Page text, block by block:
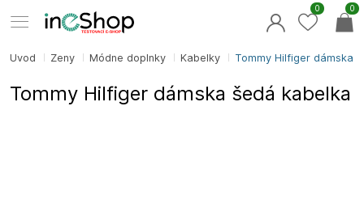
Úvod Ženy Módne doplnky Kabelky Tommy Hilfiger dámska
Tommy Hilfiger dámska šedá kabelka
0
0